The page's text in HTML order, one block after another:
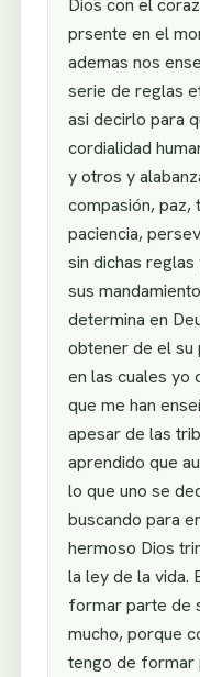
prsente en el
ademas nos
serie de reglas
asi decirlo para
cordialidad
y otros y
compasión, paz,
paciencia,
sin dichas
sus
determina en
obtener de el su
en las cuales yo
que me han
apesar de las
aprendido que
lo que uno se
buscando para
hermoso Dios
la ley de la vida.
formar parte de
mucho, porque
tengo de formar